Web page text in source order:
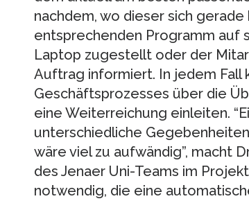
nachdem, wo dieser sich
entsprechenden Programm auf
Laptop zugestellt oder der
Auftrag informiert. In jedem Fall
Geschäftsprozesses über die
eine Weiterreichung einleiten.
unterschiedliche
wäre viel zu aufwändig”, macht
des Jenaer Uni-Teams im
notwendig, die eine